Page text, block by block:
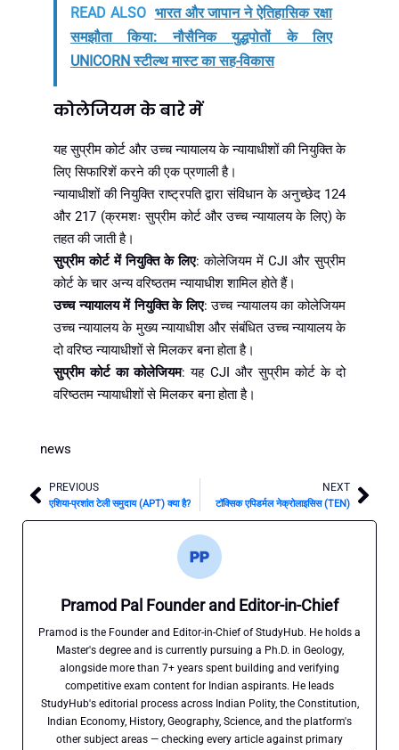
READ ALSO भारत और जापान ने ऐतिहासिक रक्षा
समझौता किया: नौसैनिक युद्धपोतों के लिए
UNICORN स्टील्थ मास्ट का सह-विकास
कोलेजियम के बारे में
यह सुप्रीम कोर्ट और उच्च न्यायालय के न्यायाधीशों की नियुक्ति के
लिए सिफारिशें करने की एक प्रणाली है।
न्यायाधीशों की नियुक्ति राष्ट्रपति द्वारा संविधान के अनुच्छेद 124
और 217 (क्रमशः सुप्रीम कोर्ट और उच्च न्यायालय के लिए) के
तहत की जाती है।
सुप्रीम कोर्ट में नियुक्ति के लिए: कोलेजियम में CJI और सुप्रीम
कोर्ट के चार अन्य वरिष्ठतम न्यायाधीश शामिल होते हैं।
उच्च न्यायालय में नियुक्ति के लिए: उच्च न्यायालय का कोलेजियम
उच्च न्यायालय के मुख्य न्यायाधीश और संबंधित उच्च न्यायालय के
दो वरिष्ठ न्यायाधीशों से मिलकर बना होता है।
सुप्रीम कोर्ट का कोलेजियम: यह CJI और सुप्रीम कोर्ट के दो
वरिष्ठतम न्यायाधीशों से मिलकर बना होता है।
news
PrevPREVIOUS
एशिया-प्रशांत टेली समुदाय (APT) क्या है?
NEXT
टॉक्सिक एपिडर्मल नेक्रोलाइसिस (TEN)
Pramod Pal Founder and Editor-in-Chief
Pramod is the Founder and Editor-in-Chief of StudyHub. He holds a
Master's degree and is currently pursuing a Ph.D. in Geology,
alongside more than 7+ years spent building and verifying
competitive exam content for Indian aspirants. He leads
StudyHub's editorial process across Indian Polity, the Constitution,
Indian Economy, History, Geography, Science, and the platform's
other subject areas — checking every article against primary